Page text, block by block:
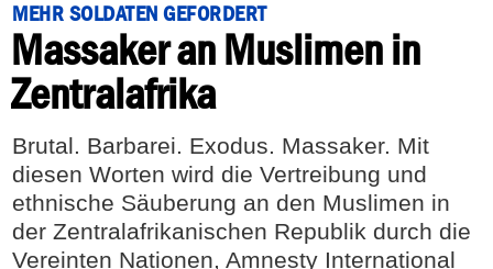
RECHT
FEUILLETON
DEBATTE
MEHR SOLDATEN GEFORDERT
Massaker an Muslimen in
Zentralafrika
Brutal. Barbarei. Exodus. Massaker. Mit
diesen Worten wird die Vertreibung und
ethnische Säuberung an den Muslimen in
der Zentralafrikanischen Republik durch die
Vereinten Nationen, Amnesty International